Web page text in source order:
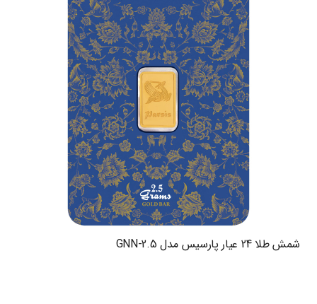
شمش طلا 24 عیار پارسیس مدل GNN-2.5